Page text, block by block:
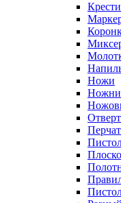
Ножи